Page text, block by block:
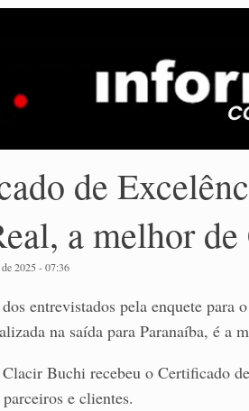
de
a melhor de
2025 - 07:36
entrevistados pela enquete
na saída para Paranaíba, é a
Buchi recebeu o Certificado
e clientes.